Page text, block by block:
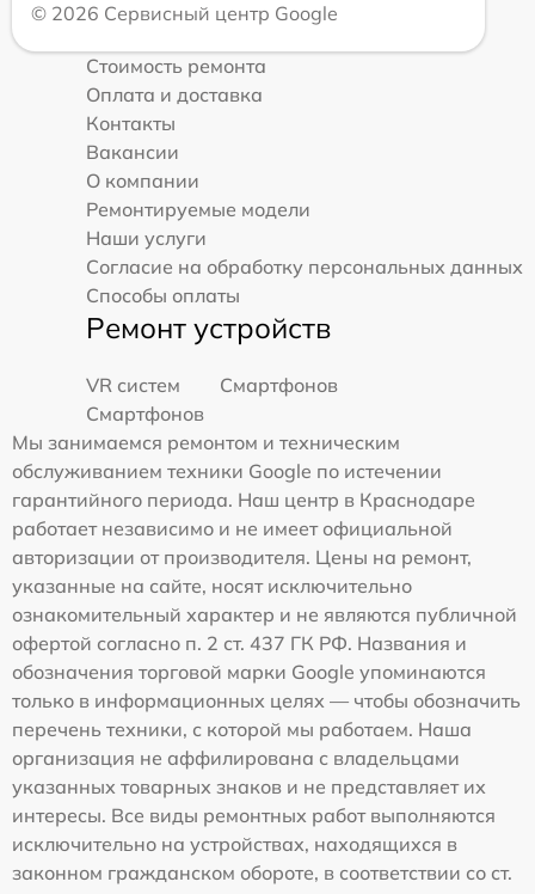
© 2026 Сервисный центр Google
Стоимость ремонта
Оплата и доставка
Контакты
Вакансии
О компании
Ремонтируемые модели
Наши услуги
Согласие на обработку персональных данных
Способы оплаты
Ремонт устройств
VR систем
Смартфонов
Смартфонов
Мы занимаемся ремонтом и техническим
обслуживанием техники Google по истечении
гарантийного периода. Наш центр в Краснодаре
работает независимо и не имеет официальной
авторизации от производителя. Цены на ремонт,
указанные на сайте, носят исключительно
ознакомительный характер и не являются публичной
офертой согласно п. 2 ст. 437 ГК РФ. Названия и
обозначения торговой марки Google упоминаются
только в информационных целях — чтобы обозначить
перечень техники, с которой мы работаем. Наша
организация не аффилирована с владельцами
указанных товарных знаков и не представляет их
интересы. Все виды ремонтных работ выполняются
исключительно на устройствах, находящихся в
законном гражданском обороте, в соответствии со ст.